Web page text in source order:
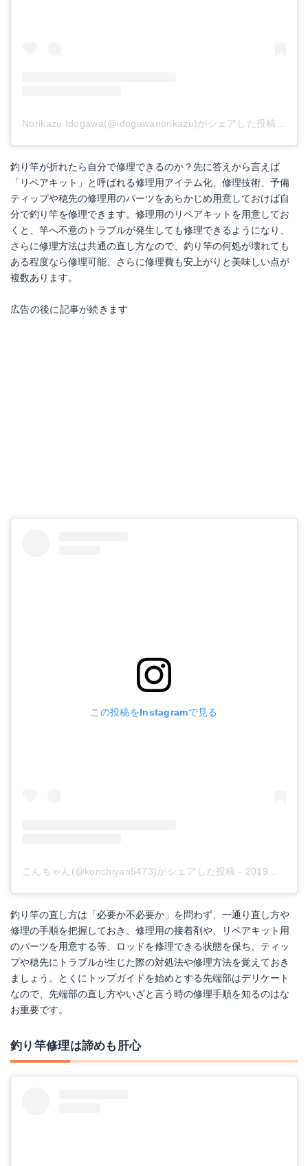
Norikazu Idogawa(@idogawanorikazu)がシェアした投稿
-
釣り竿が折れたら自分で修理できるのか？先に答えから言えば
「リペアキット」と呼ばれる修理用アイテム化、修理技術、予備
ティップや穂先の修理用のパーツをあらかじめ用意しておけば自
分で釣り竿を修理できます。修理用のリペアキットを用意してお
くと、竿へ不意のトラブルが発生しても修理できるようになり、
さらに修理方法は共通の直し方なので、釣り竿の何処が壊れても
ある程度なら修理可能、さらに修理費も安上がりと美味しい点が
複数あります。
広告の後に記事が続きます
この投稿をInstagramで見る
こんちゃん(@konchiyan5473)がシェアした投稿 - 2019年 9月月9日午後9時59分PDT
釣り竿の直し方は「必要か不必要か」を問わず、一通り直し方や
修理の手順を把握しておき、修理用の接着剤や、リペアキット用
のパーツを用意する等、ロッドを修理できる状態を保ち。ティッ
プや穂先にトラブルが生じた際の対処法や修理方法を覚えておき
ましょう。とくにトップガイドを始めとする先端部はデリケート
なので、先端部の直し方やいざと言う時の修理手順を知るのはな
お重要です。
釣り竿修理は諦めも肝心